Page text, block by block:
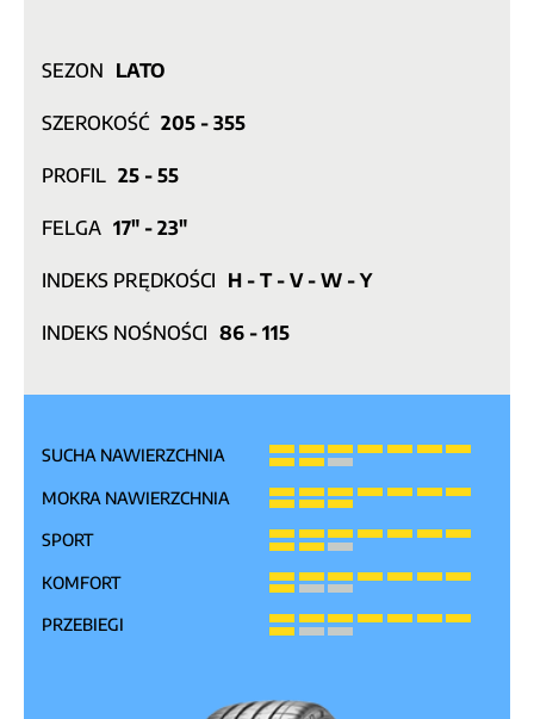
SEZON LATO
SZEROKOŚĆ 205 - 355
PROFIL 25 - 55
FELGA 17" - 23"
INDEKS PRĘDKOŚCI H - T - V - W - Y
INDEKS NOŚNOŚCI 86 - 115
SUCHA NAWIERZCHNIA
MOKRA NAWIERZCHNIA
SPORT
KOMFORT
PRZEBIEGI